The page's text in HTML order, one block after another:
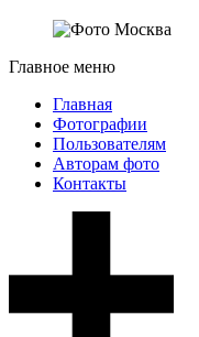
Главное меню
Главная
Фотографии
Пользователям
Авторам фото
Контакты